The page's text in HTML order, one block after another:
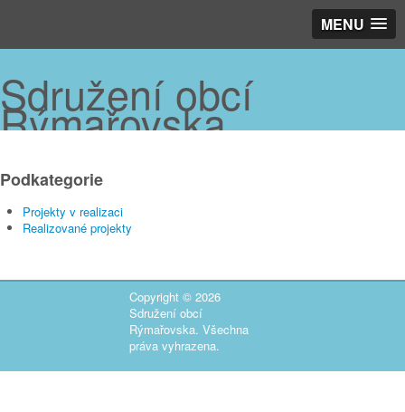
MENU
Sdružení obcí
Rýmařovska
Podkategorie
Projekty v realizaci
Realizované projekty
Copyright © 2026
Sdružení obcí
Rýmařovska. Všechna
práva vyhrazena.